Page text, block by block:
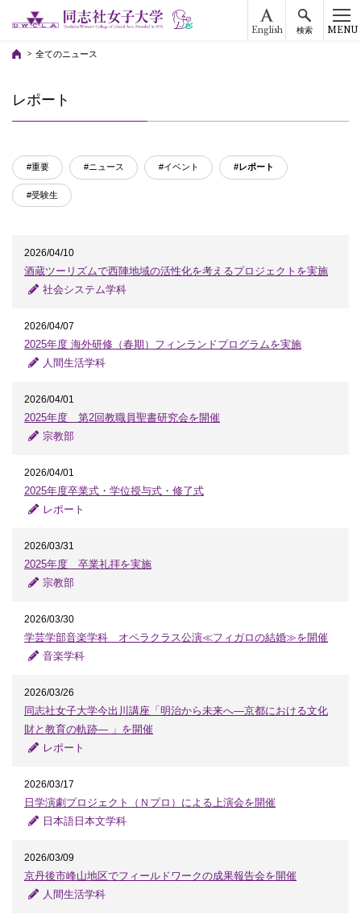
English 検索 MENU
全てのニュース
レポート
#重要 #ニュース #イベント #レポート
#受験生
2026/04/10
酒蔵ツーリズムで西陣地域の活性化を考えるプロジェクトを実施
社会システム学科
2026/04/07
2025年度 海外研修（春期）フィンランドプログラムを実施
人間生活学科
2026/04/01
2025年度 第2回教職員聖書研究会を開催
宗教部
2026/04/01
2025年度卒業式・学位授与式・修了式
レポート
2026/03/31
2025年度 卒業礼拝を実施
宗教部
2026/03/30
学芸学部音楽学科 オペラクラス公演≪フィガロの結婚≫を開催
音楽学科
2026/03/26
同志社女子大学今出川講座「明治から未来へ―京都における文化
財と教育の軌跡― 」を開催
レポート
2026/03/17
日学演劇プロジェクト（Ｎプロ）による上演会を開催
日本語日本文学科
2026/03/09
京丹後市峰山地区でフィールドワークの成果報告会を開催
人間生活学科